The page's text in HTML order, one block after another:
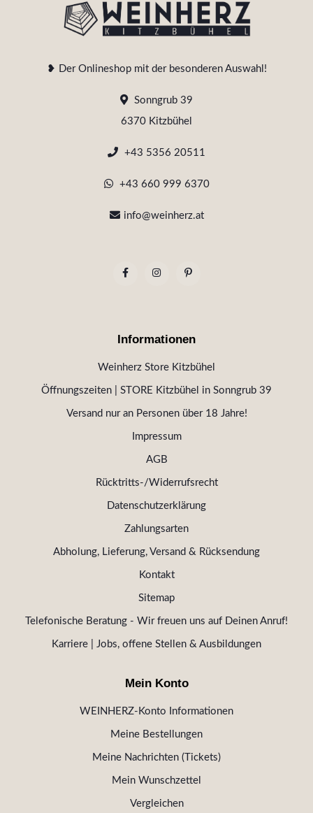
❥ Der Onlineshop mit der besonderen Auswahl!
Sonngrub 39
6370 Kitzbühel
+43 5356 20511
+43 660 999 6370
info@weinherz.at
Informationen
Weinherz Store Kitzbühel
Öffnungszeiten | STORE Kitzbühel in Sonngrub 39
Versand nur an Personen über 18 Jahre!
Impressum
AGB
Rücktritts-/Widerrufsrecht
Datenschutzerklärung
Zahlungsarten
Abholung, Lieferung, Versand & Rücksendung
Kontakt
Sitemap
Telefonische Beratung - Wir freuen uns auf Deinen Anruf!
Karriere | Jobs, offene Stellen & Ausbildungen
Mein Konto
WEINHERZ-Konto Informationen
Meine Bestellungen
Meine Nachrichten (Tickets)
Mein Wunschzettel
Vergleichen